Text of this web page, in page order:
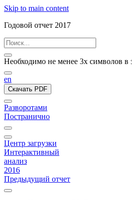
Skip to main content
Годовой отчет 2017
Необходимо не менее 3х символов в
en
Скачать PDF
Разворотами
Постранично
Центр загрузки
Интерактивный
анализ
2016
Предыдущий отчет